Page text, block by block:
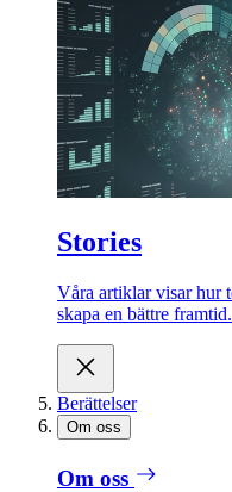
Stories
Våra artiklar visar hur
skapa en bättre
Berättelser
Om oss
Om oss